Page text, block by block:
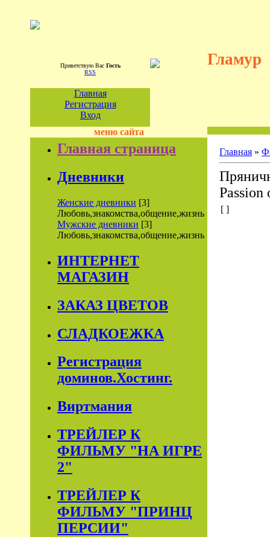
Приветствую Вас Гость
RSS
Гламур
Главная
Регистрация
Вход
меню сайта
Главная страница
Дневники
Женские дневники [3]
Любовь,знакомства,общение,жизнь
Мужские дневники [3]
Любовь,знакомства,общение,жизнь
ИНТЕРНЕТ
МАГАЗИН
ЗАКАЗ ЦВЕТОВ
СЛАДКОЕЖКА
Регистрация
доминов.Хостинг.
Виртмания
ТРЕЙЛЕР К
ФИЛЬМУ "НА ИГРЕ
2"
ТРЕЙЛЕР К
ФИЛЬМУ "ПРИНЦ
ПЕРСИИ"
Главная »
Passion
[ ]